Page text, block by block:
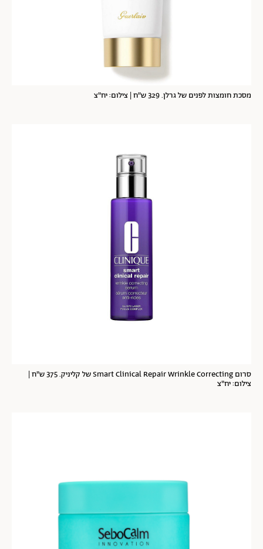
מסכת חומצות לפנים של גרלן. 329 ש"ח | צילום: יח"צ
סרום Smart Clinical Repair Wrinkle Correcting של קליניק. 375 ש"ח |
צילום: יח"צ